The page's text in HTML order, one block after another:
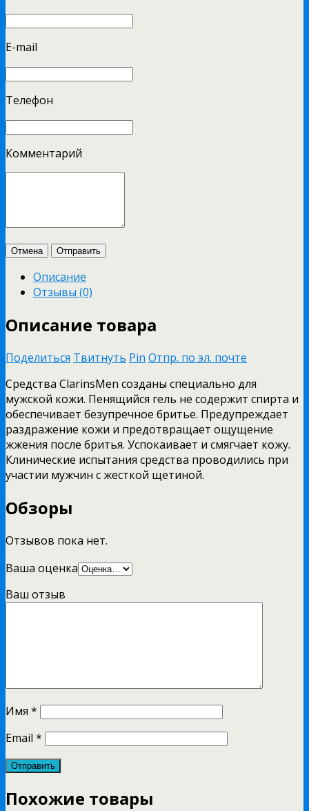
E-mail
Телефон
Комментарий
Отмена Отправить
Описание
Отзывы (0)
Описание товара
Поделиться Твитнуть Pin Отпр. по эл. почте
Средства ClarinsMen созданы специально для
мужской кожи. Пенящийся гель не содержит спирта и
обеспечивает безупречное бритье. Предупреждает
раздражение кожи и предотвращает ощущение
жжения после бритья. Успокаивает и смягчает кожу.
Клинические испытания средства проводились при
участии мужчин с жесткой щетиной.
Обзоры
Отзывов пока нет.
Ваша оценка
Ваш отзыв
Имя *
Email *
Похожие товары